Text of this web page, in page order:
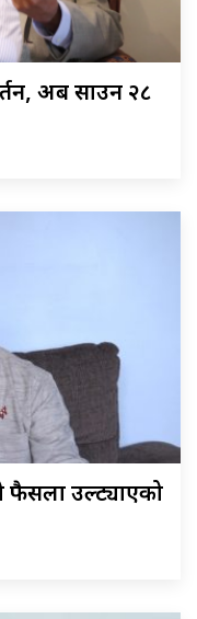
अब साउन २८
उल्ट्याएको